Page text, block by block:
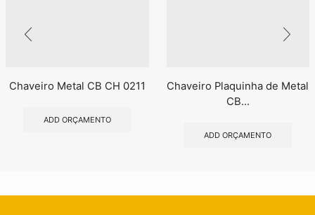
Chaveiro Metal CB CH 0211
ADD ORÇAMENTO
Chaveiro Plaquinha de Metal
CB...
ADD ORÇAMENTO